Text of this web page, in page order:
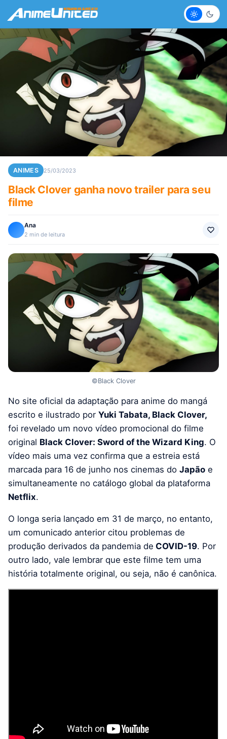
Claro
ANIMES 25/03/2023
Black Clover ganha novo trailer para seu
filme
Ana
2 min de leitura
©Black Clover
No site oficial da adaptação para anime do mangá
escrito e ilustrado por Yuki Tabata, Black Clover,
foi revelado um novo vídeo promocional do filme
original Black Clover: Sword of the Wizard King. O
vídeo mais uma vez confirma que a estreia está
marcada para 16 de junho nos cinemas do Japão e
simultaneamente no catálogo global da plataforma
Netflix.
O longa seria lançado em 31 de março, no entanto,
um comunicado anterior citou problemas de
produção derivados da pandemia de COVID-19. Por
outro lado, vale lembrar que este filme tem uma
história totalmente original, ou seja, não é canônica.